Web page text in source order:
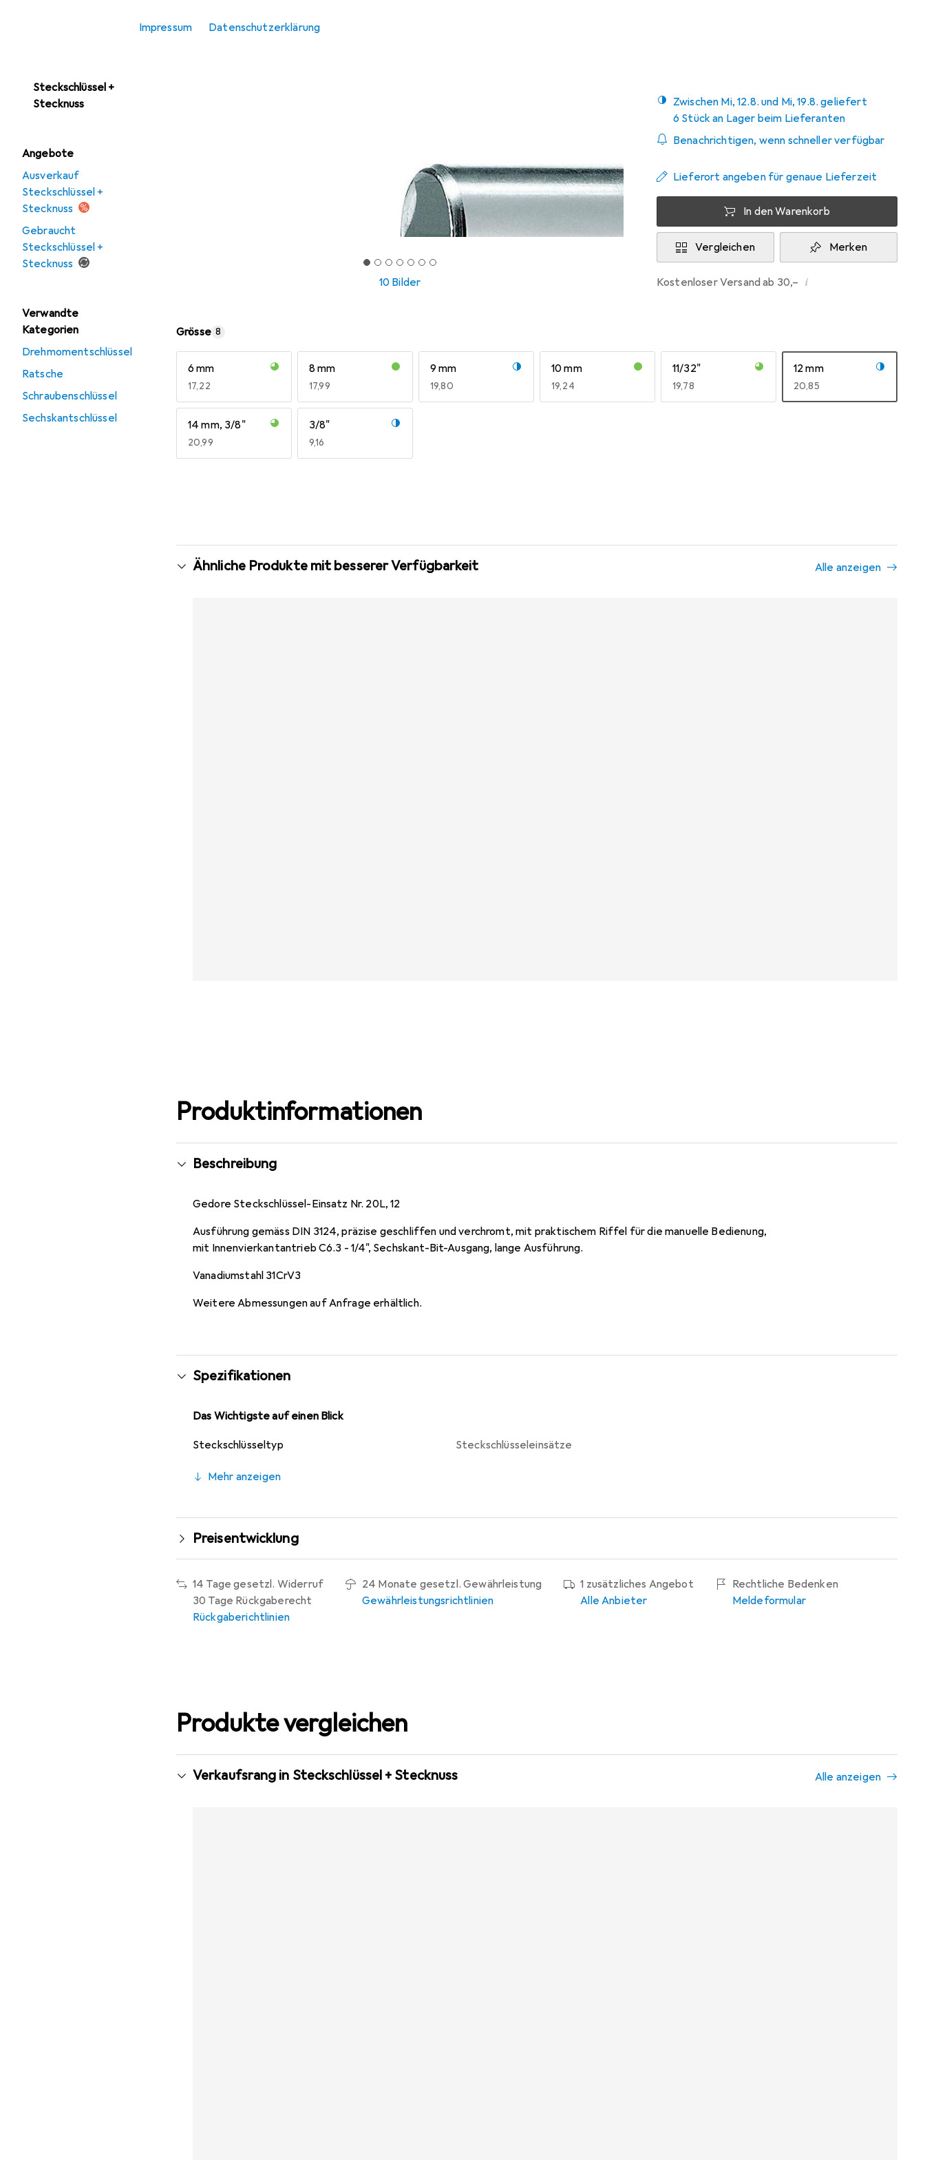
Impressum Datenschutzerklärung
Steckschlüssel +
Stecknuss
Angebote
Ausverkauf
Steckschlüssel +
Stecknuss
Gebraucht
Steckschlüssel +
Stecknuss
Verwandte
Kategorien
Drehmomentschlüssel
Ratsche
Schraubenschlüssel
Sechskantschlüssel
10 Bilder
Zwischen Mi, 12.8. und Mi, 19.8. geliefert
6 Stück an Lager beim Lieferanten
Benachrichtigen, wenn schneller verfügbar
Lieferort angeben für genaue Lieferzeit
In den Warenkorb
Vergleichen Merken
Kostenloser Versand ab 30,– i
Grösse 8
6 mm
EUR
17,22
8 mm
EUR
17,99
9 mm
EUR
19,80
10 mm
EUR
19,24
11/32"
EUR
19,78
12 mm
EUR
20,85
14 mm, 3/8"
EUR
20,99
3/8"
EUR
9,16
Ähnliche Produkte mit besserer Verfügbarkeit Alle anzeigen
Produktinformationen
Beschreibung
Gedore Steckschlüssel-Einsatz Nr. 20L, 12
Ausführung gemäss DIN 3124, präzise geschliffen und verchromt, mit praktischem Riffel für die manuelle Bedienung,
mit Innenvierkantantrieb C6.3 - 1/4", Sechskant-Bit-Ausgang, lange Ausführung.
Vanadiumstahl 31CrV3
Weitere Abmessungen auf Anfrage erhältlich.
Spezifikationen
Das Wichtigste auf einen Blick
Steckschlüsseltyp Steckschlüsseleinsätze
Mehr anzeigen
Preisentwicklung
14 Tage gesetzl. Widerruf
30 Tage Rückgaberecht
Rückgaberichtlinien
24 Monate gesetzl. Gewährleistung
Gewährleistungsrichtlinien
1 zusätzliches Angebot
Alle Anbieter
Rechtliche Bedenken
Meldeformular
Produkte vergleichen
Verkaufsrang in Steckschlüssel + Stecknuss Alle anzeigen